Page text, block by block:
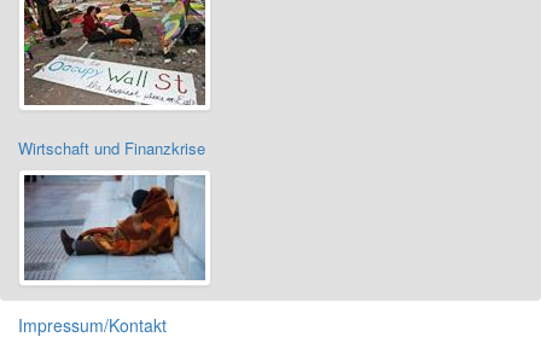
Wirtschaft und Finanzkrise
Impressum/Kontakt